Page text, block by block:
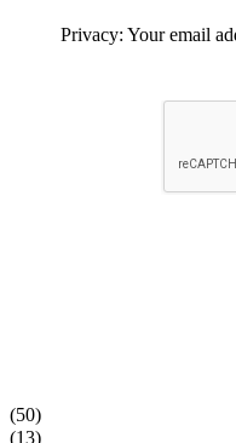
Privacy: Your email
(50)
(13)